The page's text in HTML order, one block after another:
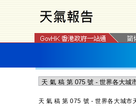
天 氣 稿 第 075 號 - 世界各大城市